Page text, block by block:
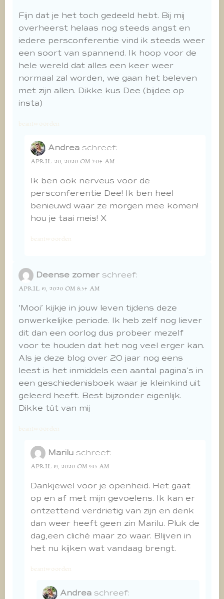
Fijn dat je het toch gedeeld hebt. Bij mij
overheerst helaas nog steeds angst en
iedere persconferentie vind ik steeds weer
een soort van spannend. Ik hoop voor de
hele wereld dat alles een keer weer
normaal zal worden, we gaan het beleven
met zijn allen. Dikke kus Dee (bijdee op
insta)
beantwoorden
Andrea schreef:
APRIL 20, 2020 OM 7:04 AM
Ik ben ook nerveus voor de
persconferentie Dee! Ik ben heel
benieuwd waar ze morgen mee komen!
hou je taai meis! X
beantwoorden
Deense zomer schreef:
APRIL 19, 2020 OM 8:34 AM
‘Mooi’ kijkje in jouw leven tijdens deze
onwerkelijke periode. Ik heb zelf nog liever
dit dan een oorlog dus probeer mezelf
voor te houden dat het nog veel erger kan.
Als je deze blog over 20 jaar nog eens
leest is het inmiddels een aantal pagina’s in
een geschiedenisboek waar je kleinkind uit
geleerd heeft. Best bijzonder eigenlijk.
Dikke tût van mij
beantwoorden
Marilu schreef:
APRIL 19, 2020 OM 9:13 AM
Dankjewel voor je openheid. Het gaat
op en af met mijn gevoelens. Ik kan er
ontzettend verdrietig van zijn en denk
dan weer heeft geen zin Marilu. Pluk de
dag,een cliché maar zo waar. Blijven in
het nu kijken wat vandaag brengt.
beantwoorden
Andrea schreef: